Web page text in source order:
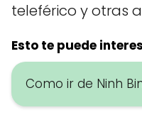
teleférico y otras
Esto te puede
Como ir de Ninh